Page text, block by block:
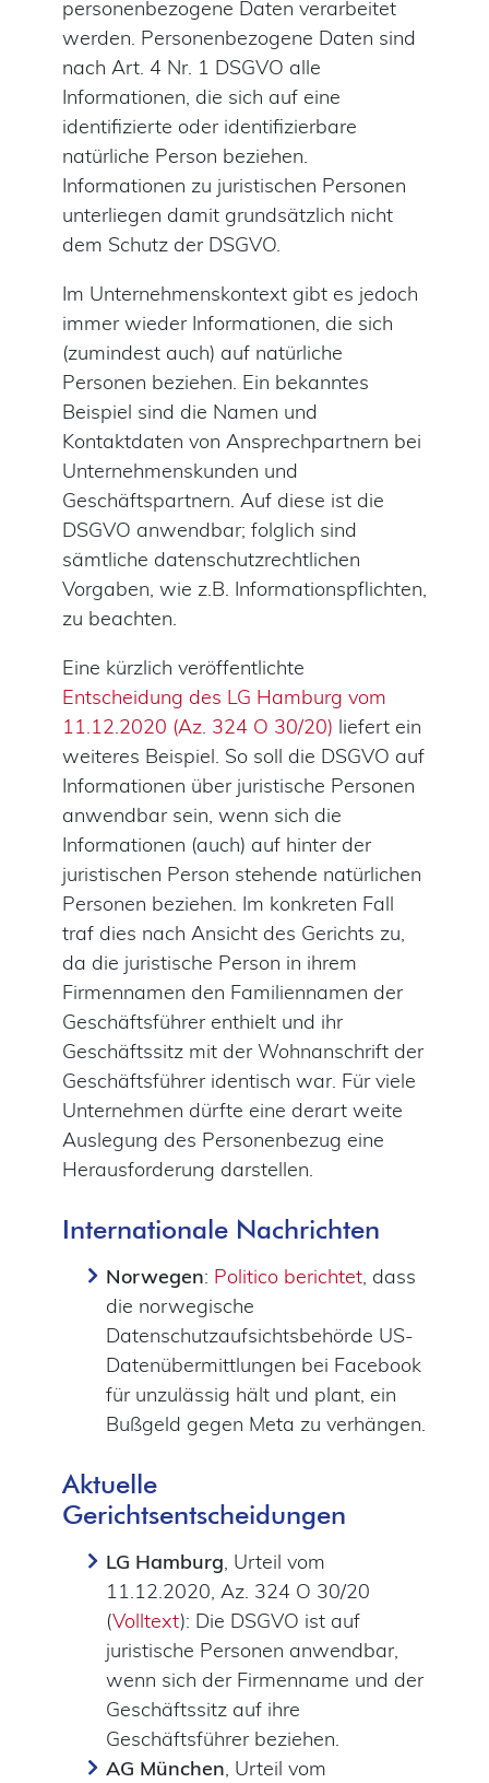
personenbezogene Daten verarbeitet
werden. Personenbezogene Daten sind
nach Art. 4 Nr. 1 DSGVO alle
Informationen, die sich auf eine
identifizierte oder identifizierbare
natürliche Person beziehen.
Informationen zu juristischen Personen
unterliegen damit grundsätzlich nicht
dem Schutz der DSGVO.
Im Unternehmenskontext gibt es jedoch
immer wieder Informationen, die sich
(zumindest auch) auf natürliche
Personen beziehen. Ein bekanntes
Beispiel sind die Namen und
Kontaktdaten von Ansprechpartnern bei
Unternehmenskunden und
Geschäftspartnern. Auf diese ist die
DSGVO anwendbar; folglich sind
sämtliche datenschutzrechtlichen
Vorgaben, wie z.B. Informationspflichten,
zu beachten.
Eine kürzlich veröffentlichte
Entscheidung des LG Hamburg vom
11.12.2020 (Az. 324 O 30/20) liefert ein
weiteres Beispiel. So soll die DSGVO auf
Informationen über juristische Personen
anwendbar sein, wenn sich die
Informationen (auch) auf hinter der
juristischen Person stehende natürlichen
Personen beziehen. Im konkreten Fall
traf dies nach Ansicht des Gerichts zu,
da die juristische Person in ihrem
Firmennamen den Familiennamen der
Geschäftsführer enthielt und ihr
Geschäftssitz mit der Wohnanschrift der
Geschäftsführer identisch war. Für viele
Unternehmen dürfte eine derart weite
Auslegung des Personenbezug eine
Herausforderung darstellen.
Internationale Nachrichten
Norwegen: Politico berichtet, dass
die norwegische
Datenschutzaufsichtsbehörde US-
Datenübermittlungen bei Facebook
für unzulässig hält und plant, ein
Bußgeld gegen Meta zu verhängen.
Aktuelle
Gerichtsentscheidungen
LG Hamburg, Urteil vom
11.12.2020, Az. 324 O 30/20
(Volltext): Die DSGVO ist auf
juristische Personen anwendbar,
wenn sich der Firmenname und der
Geschäftssitz auf ihre
Geschäftsführer beziehen.
AG München, Urteil vom